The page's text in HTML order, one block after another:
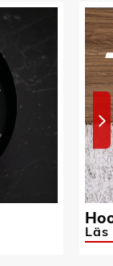
Läs